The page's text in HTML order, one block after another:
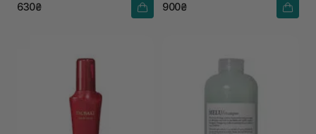
630₴ 900₴